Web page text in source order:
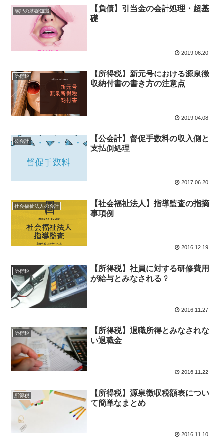
簿記の基礎知識
【負債】引当金の会計処理・超基
礎
2019.06.20
所得税
【所得税】新元号における源泉徴
収納付書の書き方の注意点
2019.04.08
公会計
【公会計】督促手数料の収入側と
支払側処理
2017.06.20
社会福祉法人の会計
【社会福祉法人】指導監査の指摘
事項例
2016.12.19
所得税
【所得税】社員に対する研修費用
が給与とみなされる？
2016.11.27
所得税
【所得税】退職所得とみなされな
い退職金
2016.11.22
所得税
【所得税】源泉徴収税額表につい
て簡単なまとめ
2016.11.10